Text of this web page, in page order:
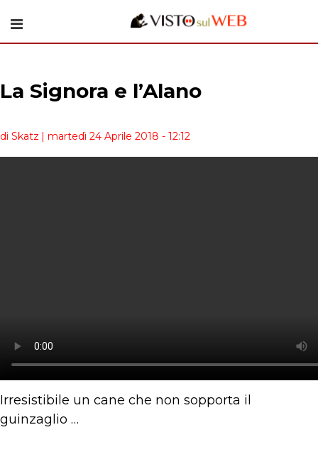
La Signora e l’Alano
di Skatz | martedì 24 Aprile 2018 - 12:12
Irresistibile un cane che non sopporta il
guinzaglio …